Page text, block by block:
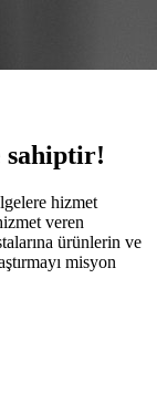
sahiptir!
hizmet
veren
ürünlerin ve
misyon